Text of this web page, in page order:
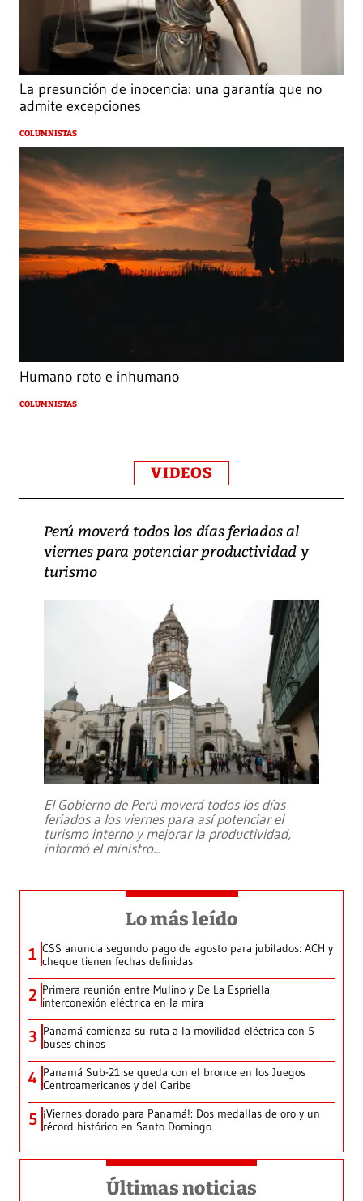
La presunción de inocencia: una garantía que no
admite excepciones
COLUMNISTAS
Humano roto e inhumano
COLUMNISTAS
VIDEOS
Perú moverá todos los días feriados al
viernes para potenciar productividad y
turismo
El Gobierno de Perú moverá todos los días
feriados a los viernes para así potenciar el
turismo interno y mejorar la productividad,
informó el ministro...
Lo más leído
1 CSS anuncia segundo pago de agosto para jubilados: ACH y
cheque tienen fechas definidas
2 Primera reunión entre Mulino y De La Espriella:
interconexión eléctrica en la mira
3 Panamá comienza su ruta a la movilidad eléctrica con 5
buses chinos
4 Panamá Sub-21 se queda con el bronce en los Juegos
Centroamericanos y del Caribe
5 ¡Viernes dorado para Panamá!: Dos medallas de oro y un
récord histórico en Santo Domingo
Últimas noticias